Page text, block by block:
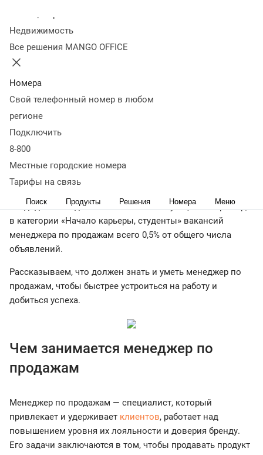
Недвижимость
Все решения MANGO OFFICE
Номера
Свой телефонный номер в любом
регионе
Подключить
8-800
Местные городские номера
Тарифы на связь
Поиск Продукты Решения Номера Меню
Оглавление
Чем занимается менеджер по продажам
знания и умения
трудности
< назад
востребованных отраслей для молодых специалистов в
2022 году остаются
доля таких вакансий на сайте составляет
этом работодатели ищут сотрудников, которые уже
владеют базовыми навыками. Спрос и уровень
кандидатам на должность соответствующие. Например,
в категории «Начало карьеры, студенты» вакансий
менеджера по продажам всего 0,5% от общего числа
объявлений.
Рассказываем, что должен знать и уметь менеджер по
продажам, чтобы быстрее устроиться на работу и
добиться успеха.
Чем занимается менеджер по
продажам
Менеджер по продажам — специалист, который
привлекает и удерживает клиентов, работает над
повышением уровня их лояльности и доверия бренду.
Его задачи заключаются в том, чтобы продавать продукт